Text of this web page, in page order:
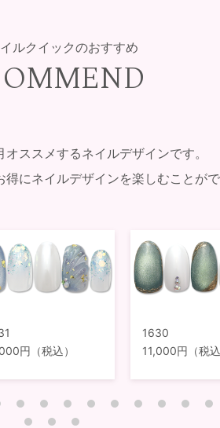
ルクイックのおすすめ
ススメするネイルデザインです。
にネイルデザインを楽しむことがで
円（税込）
1630
11,000円（税込